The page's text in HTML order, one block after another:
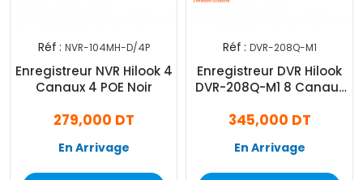
Réf : NVR-104MH-D/4P
Enregistreur NVR Hilook 4
Canaux 4 POE Noir
279,000 DT
En Arrivage
Réf : DVR-208Q-M1
Enregistreur DVR Hilook
DVR-208Q-M1 8 Canaux
345,000 DT
En Arrivage